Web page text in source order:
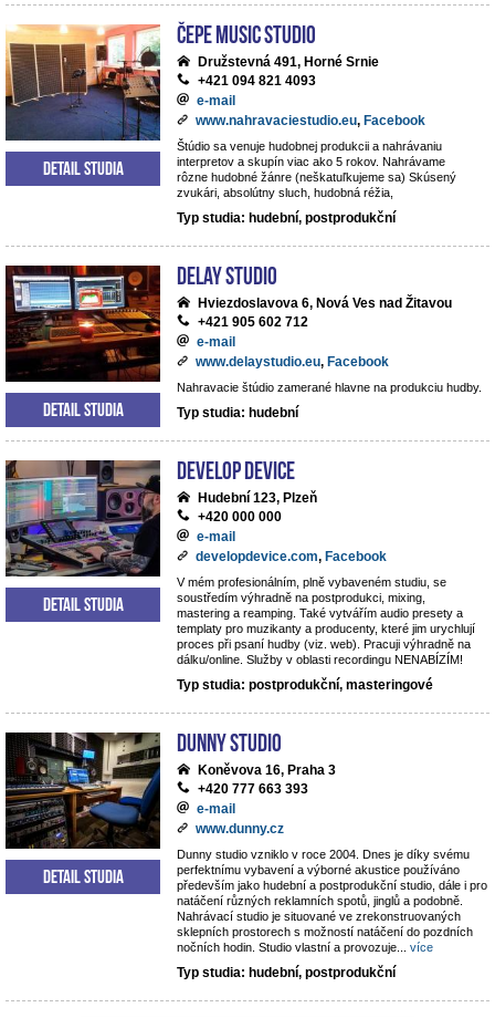
ČePE MUSIC Studio
Družstevná 491, Horné Srnie
+421 094 821 4093
e-mail
www.nahravaciestudio.eu, Facebook
Štúdio sa venuje hudobnej produkcii a nahrávaniu
interpretov a skupín viac ako 5 rokov. Nahrávame
rôzne hudobné žánre (neškatuľkujeme sa) Skúsený
zvukári, absolútny sluch, hudobná réžia,
Typ studia: hudební, postprodukční
Detail studia
DeLay studio
Hviezdoslavova 6, Nová Ves nad Žitavou
+421 905 602 712
e-mail
www.delaystudio.eu, Facebook
Nahravacie štúdio zamerané hlavne na produkciu hudby.
Typ studia: hudební
Detail studia
Develop Device
Hudební 123, Plzeň
+420 000 000
e-mail
developdevice.com, Facebook
V mém profesionálním, plně vybaveném studiu, se
soustředím výhradně na postprodukci, mixing,
mastering a reamping. Také vytvářím audio presety a
templaty pro muzikanty a producenty, které jim urychlují
proces při psaní hudby (viz. web). Pracuji výhradně na
dálku/online. Služby v oblasti recordingu NENABÍZÍM!
Typ studia: postprodukční, masteringové
Detail studia
Dunny studio
Koněvova 16, Praha 3
+420 777 663 393
e-mail
www.dunny.cz
Dunny studio vzniklo v roce 2004. Dnes je díky svému
perfektnímu vybavení a výborné akustice používáno
především jako hudební a postprodukční studio, dále i pro
natáčení různých reklamních spotů, jinglů a podobně.
Nahrávací studio je situované ve zrekonstruovaných
sklepních prostorech s možností natáčení do pozdních
nočních hodin. Studio vlastní a provozuje
více
Typ studia: hudební, postprodukční
Detail studia